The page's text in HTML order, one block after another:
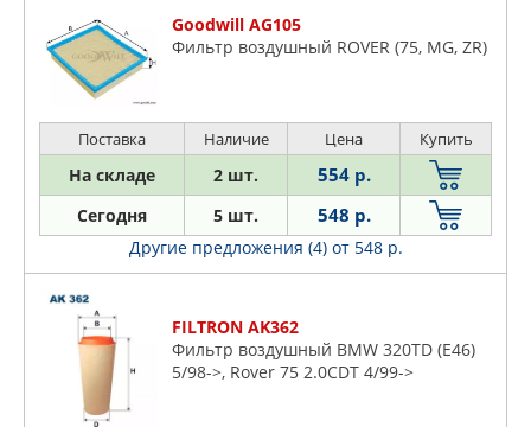
PATRON
PURFLUX
SCT
VALEO
ZEKKERT
Goodwill AG105
Фильтр воздушный ROVER (75, MG, ZR)
Поставка Наличие Цена Купить
На складе 2 шт. 554 р.
Сегодня 5 шт. 548 р.
Другие предложения (4) от 548 р.
FILTRON AK362
Фильтр воздушный BMW 320TD (E46)
5/98->, Rover 75 2.0CDT 4/99->